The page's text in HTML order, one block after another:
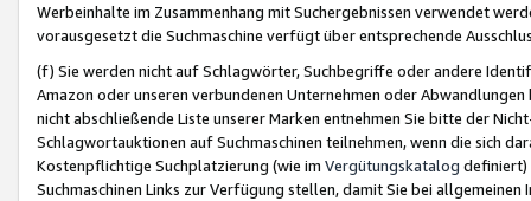
Werbeinhalte im Zusammenhang mit Suchergebnissen verwendet
vorausgesetzt die Suchmaschine verfügt über entsprechende
(f) Sie werden nicht auf Schlagwörter, Suchbegriffe oder andere
Amazon oder unseren verbundenen Unternehmen oder
nicht abschließende Liste unserer Marken entnehmen Sie bitte der
Schlagwortauktionen auf Suchmaschinen teilnehmen, wenn die sich
Kostenpflichtige Suchplatzierung (wie im Vergütungskatalog definiert)
Suchmaschinen Links zur Verfügung stellen, damit Sie bei